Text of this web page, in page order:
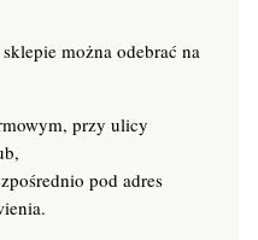
można odebrać na
przy ulicy
pod adres